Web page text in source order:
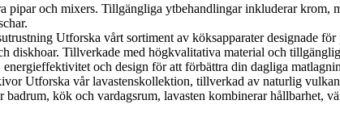
pipar och mixers. Tillgängliga ytbehandlingar inkluderar
Utforska vårt sortiment av köksapparater designade
diskhoar. Tillverkade med högkvalitativa material och
och design för att förbättra din dagliga
Utforska vår lavastenskollektion, tillverkad av naturlig
kök och vardagsrum, lavasten kombinerar hållbarhet,